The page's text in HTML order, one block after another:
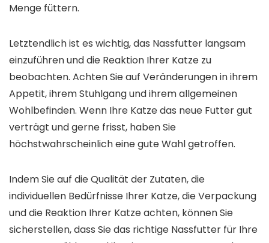
Menge füttern.
Letztendlich ist es wichtig, das Nassfutter langsam
einzuführen und die Reaktion Ihrer Katze zu
beobachten. Achten Sie auf Veränderungen in ihrem
Appetit, ihrem Stuhlgang und ihrem allgemeinen
Wohlbefinden. Wenn Ihre Katze das neue Futter gut
verträgt und gerne frisst, haben Sie
höchstwahrscheinlich eine gute Wahl getroffen.
Indem Sie auf die Qualität der Zutaten, die
individuellen Bedürfnisse Ihrer Katze, die Verpackung
und die Reaktion Ihrer Katze achten, können Sie
sicherstellen, dass Sie das richtige Nassfutter für Ihre